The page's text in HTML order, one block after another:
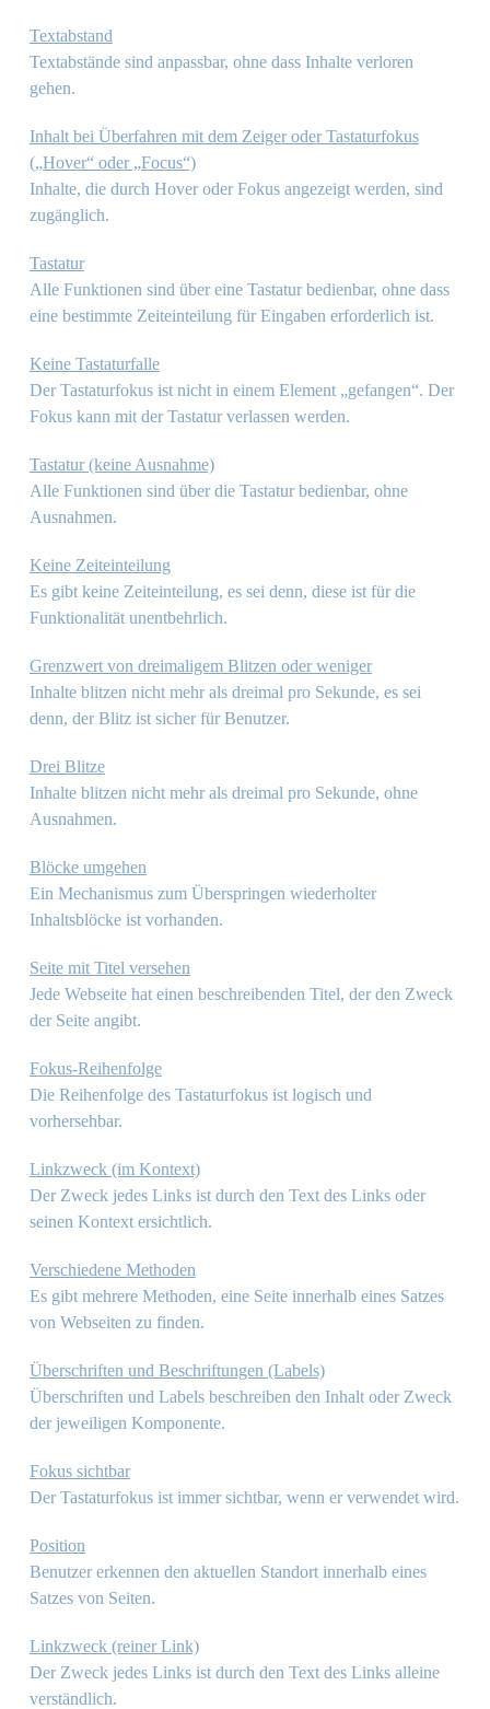
Textabstand
Textabstände sind anpassbar, ohne dass Inhalte verloren
gehen.
Inhalt bei Überfahren mit dem Zeiger oder Tastaturfokus
(„Hover“ oder „Focus“)
Inhalte, die durch Hover oder Fokus angezeigt werden, sind
zugänglich.
Tastatur
Alle Funktionen sind über eine Tastatur bedienbar, ohne dass
eine bestimmte Zeiteinteilung für Eingaben erforderlich ist.
Keine Tastaturfalle
Der Tastaturfokus ist nicht in einem Element „gefangen“. Der
Fokus kann mit der Tastatur verlassen werden.
Tastatur (keine Ausnahme)
Alle Funktionen sind über die Tastatur bedienbar, ohne
Ausnahmen.
Keine Zeiteinteilung
Es gibt keine Zeiteinteilung, es sei denn, diese ist für die
Funktionalität unentbehrlich.
Grenzwert von dreimaligem Blitzen oder weniger
Inhalte blitzen nicht mehr als dreimal pro Sekunde, es sei
denn, der Blitz ist sicher für Benutzer.
Drei Blitze
Inhalte blitzen nicht mehr als dreimal pro Sekunde, ohne
Ausnahmen.
Blöcke umgehen
Ein Mechanismus zum Überspringen wiederholter
Inhaltsblöcke ist vorhanden.
Seite mit Titel versehen
Jede Webseite hat einen beschreibenden Titel, der den Zweck
der Seite angibt.
Fokus-Reihenfolge
Die Reihenfolge des Tastaturfokus ist logisch und
vorhersehbar.
Linkzweck (im Kontext)
Der Zweck jedes Links ist durch den Text des Links oder
seinen Kontext ersichtlich.
Verschiedene Methoden
Es gibt mehrere Methoden, eine Seite innerhalb eines Satzes
von Webseiten zu finden.
Überschriften und Beschriftungen (Labels)
Überschriften und Labels beschreiben den Inhalt oder Zweck
der jeweiligen Komponente.
Fokus sichtbar
Der Tastaturfokus ist immer sichtbar, wenn er verwendet wird.
Position
Benutzer erkennen den aktuellen Standort innerhalb eines
Satzes von Seiten.
Linkzweck (reiner Link)
Der Zweck jedes Links ist durch den Text des Links alleine
verständlich.